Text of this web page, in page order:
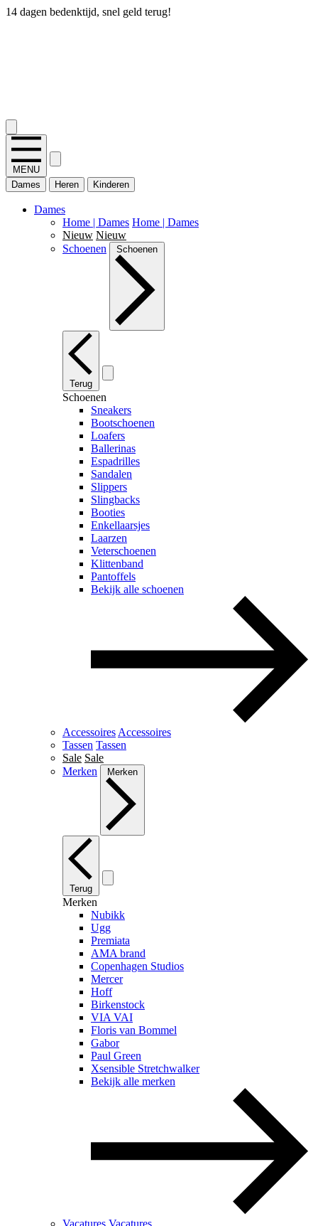
14 dagen bedenktijd, snel geld terug!
MENU
Dames
Heren Kinderen
Dames
Home | Dames Home | Dames
Nieuw Nieuw
Schoenen
Schoenen
Terug
Schoenen
Sneakers
Bootschoenen
Loafers
Ballerinas
Espadrilles
Sandalen
Slippers
Slingbacks
Booties
Enkellaarsjes
Laarzen
Veterschoenen
Klittenband
Pantoffels
Bekijk alle schoenen
Accessoires Accessoires
Tassen Tassen
Sale Sale
Merken
Merken
Terug
Merken
Nubikk
Ugg
Premiata
AMA brand
Copenhagen Studios
Mercer
Hoff
Birkenstock
VIA VAI
Floris van Bommel
Gabor
Paul Green
Xsensible Stretchwalker
Bekijk alle merken